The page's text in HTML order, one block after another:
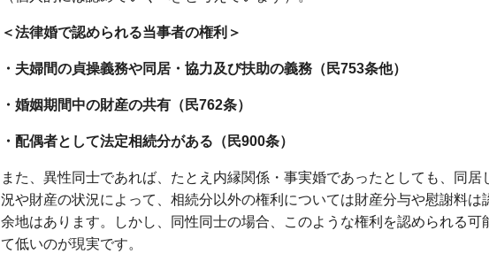
＜法律婚で認められる当事者の権利＞
・夫婦間の貞操義務や同居・協力及び扶助の義務（民753条他）
・婚姻期間中の財産の共有（民762条）
・配偶者として法定相続分がある（民900条）
また、異性同士であれば、たとえ内縁関係・事実婚であったとしても、同居
況や財産の状況によって、相続分以外の権利については財産分与や慰謝料は
余地はあります。しかし、同性同士の場合、このような権利を認められる可
て低いのが現実です。